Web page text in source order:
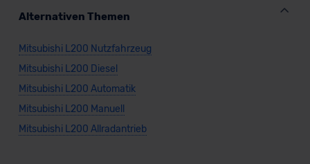
Alternativen Themen
Mitsubishi L200 Nutzfahrzeug
Mitsubishi L200 Diesel
Mitsubishi L200 Automatik
Mitsubishi L200 Manuell
Mitsubishi L200 Allradantrieb